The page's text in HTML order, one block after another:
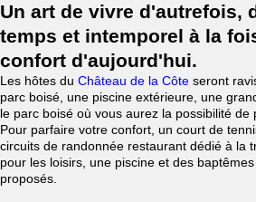
Un art de vivre d'autrefois,
temps et intemporel à la
confort d'aujourd'hui.
Les hôtes du Château de la Côte seront
parc boisé, une piscine extérieure, une
le parc boisé où vous aurez la possibilité de
Pour parfaire votre confort, un court de
circuits de randonnée restaurant dédié à la
pour les loisirs, une piscine et des
proposés.